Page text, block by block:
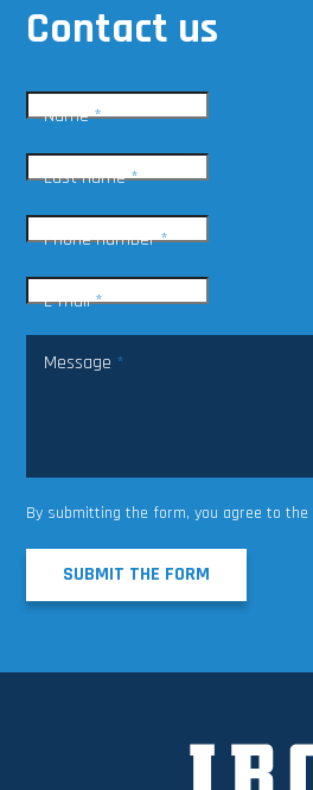
Contact us
Name*
Last name*
Phone number*
E-mail*
Message *
By submitting the form, you agree to the
SUBMIT THE FORM